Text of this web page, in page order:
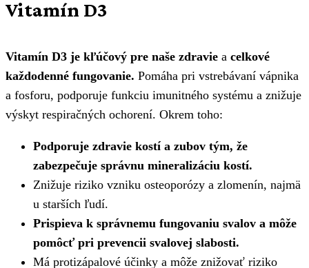
Vitamín D3
Vitamín D3 je kľúčový pre naše zdravie a celkové
každodenné fungovanie. Pomáha pri vstrebávaní vápnika
a fosforu, podporuje funkciu imunitného systému a znižuje
výskyt respiračných ochorení. Okrem toho:
Podporuje zdravie kostí a zubov tým, že
zabezpečuje správnu mineralizáciu kostí.
Znižuje riziko vzniku osteoporózy a zlomenín, najmä
u starších ľudí.
Prispieva k správnemu fungovaniu svalov a môže
pomôcť pri prevencii svalovej slabosti.
Má protizápalové účinky a môže znižovať riziko